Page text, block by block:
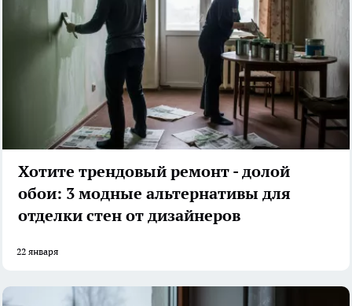
Хотите трендовый ремонт - долой
обои: 3 модные альтернативы для
отделки стен от дизайнеров
22 января